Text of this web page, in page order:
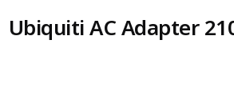
Ubiquiti AC Adapter